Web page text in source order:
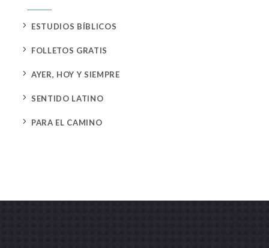
5 ESTUDIOS BÍBLICOS
5 FOLLETOS GRATIS
5 AYER, HOY Y SIEMPRE
5 SENTIDO LATINO
5 PARA EL CAMINO